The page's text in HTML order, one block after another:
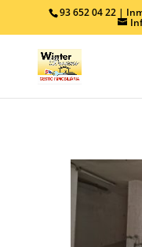
93 652 04 22 |